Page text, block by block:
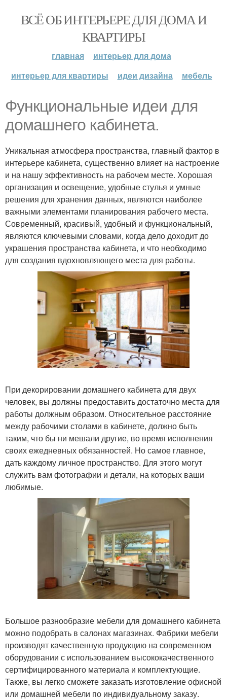
ВСЁ ОБ ИНТЕРЬЕРЕ ДЛЯ ДОМА И
КВАРТИРЫ
главная
интерьер для дома
интерьер для квартиры
идеи дизайна мебель
Функциональные идеи для
домашнего кабинета.
Уникальная атмосфера пространства, главный фактор в
интерьере кабинета, существенно влияет на настроение
и на нашу эффективность на рабочем месте. Хорошая
организация и освещение, удобные стулья и умные
решения для хранения данных, являются наиболее
важными элементами планирования рабочего места.
Современный, красивый, удобный и функциональный,
являются ключевыми словами, когда дело доходит до
украшения пространства кабинета, и что необходимо
для создания вдохновляющего места для работы.
При декорировании домашнего кабинета для двух
человек, вы должны предоставить достаточно места для
работы должным образом. Относительное расстояние
между рабочими столами в кабинете, должно быть
таким, что бы ни мешали другие, во время исполнения
своих ежедневных обязанностей. Но самое главное,
дать каждому личное пространство. Для этого могут
служить вам фотографии и детали, на которых ваши
любимые.
Большое разнообразие мебели для домашнего кабинета
можно подобрать в салонах магазинах. Фабрики мебели
производят качественную продукцию на современном
оборудовании с использованием высококачественного
сертифицированного материала и комплектующие.
Также, вы легко сможете заказать изготовление офисной
или домашней мебели по индивидуальному заказу.